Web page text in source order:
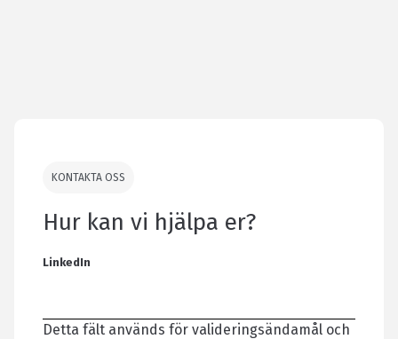
KONTAKTA OSS
Hur kan vi hjälpa er?
LinkedIn
Detta fält används för valideringsändamål och